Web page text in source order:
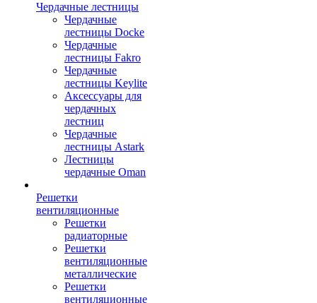
Чердачные лестницы
Чердачные
лестницы Docke
Чердачные
лестницы Fakro
Чердачные
лестницы Keylite
Аксессуары для
чердачных
лестниц
Чердачные
лестницы Astark
Лестницы
чердачные Oman
Решетки
вентиляционные
Решетки
радиаторные
Решетки
вентиляционные
металлические
Решетки
вентиляционные